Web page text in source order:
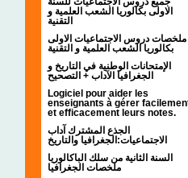
الاولى بكالوريا الشعب العلمية و
التقنية
ملخصات دروس الاجتماعيات الاولى
بكالوريا الشعب العلمية و التقنية
الإمتحانات الوطنية في التاريخ و
الجغرافيا الآداب + التصحيح
Logiciel pour aider les
enseignants à gérer
et efficacement leurs notes.
الجذع المشترك آداب
الاجتماعيات:الجغرافيا والتاريخ
السنة الثانية من سلك الباكالوريا
ملخصات الجغرافيا